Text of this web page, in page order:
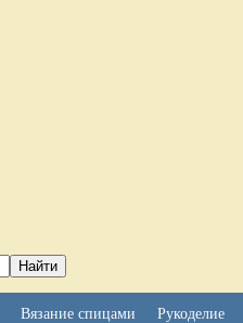
Вязание спицами Рукоделие